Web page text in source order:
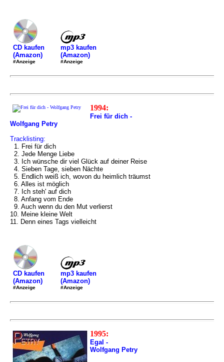
CD kaufen
(Amazon)
#Anzeige
mp3 kaufen
(Amazon)
#Anzeige
1994:
Frei für dich -
Wolfgang Petry
Tracklisting:
1. Frei für dich
2. Jede Menge Liebe
3. Ich wünsche dir viel Glück auf deiner Reise
4. Sieben Tage, sieben Nächte
5. Endlich weiß ich, wovon du heimlich träumst
6. Alles ist möglich
7. Ich steh' auf dich
8. Anfang vom Ende
9. Auch wenn du den Mut verlierst
10. Meine kleine Welt
11. Denn eines Tags vielleicht
CD kaufen
(Amazon)
#Anzeige
mp3 kaufen
(Amazon)
#Anzeige
1995:
Egal -
Wolfgang Petry